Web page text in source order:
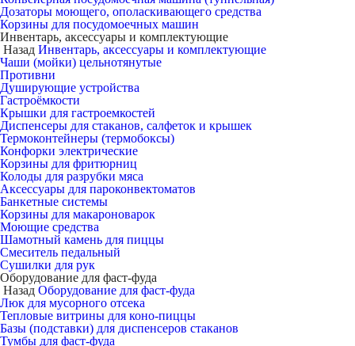
Дозаторы моющего, ополаскивающего средства
Корзины для посудомоечных машин
Инвентарь, аксессуары и комплектующие
Назад Инвентарь, аксессуары и комплектующие
Чаши (мойки) цельнотянутые
Противни
Душирующие устройства
Гастроёмкости
Крышки для гастроемкостей
Диспенсеры для стаканов, салфеток и крышек
Термоконтейнеры (термобоксы)
Конфорки электрические
Корзины для фритюрниц
Колоды для разрубки мяса
Аксессуары для пароконвектоматов
Банкетные системы
Корзины для макароноварок
Моющие средства
Шамотный камень для пиццы
Смеситель педальный
Сушилки для рук
Оборудование для фаст-фуда
Назад Оборудование для фаст-фуда
Люк для мусорного отсека
Тепловые витрины для коно-пиццы
Базы (подставки) для диспенсеров стаканов
Тумбы для фаст-фуда